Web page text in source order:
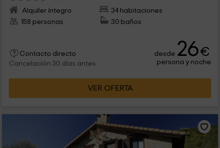
Alquiler íntegro
34 habitaciones
158 personas
30 baños
Contacto directo
Cancelación 30 días antes
desde 26€
persona y noche
VER OFERTA